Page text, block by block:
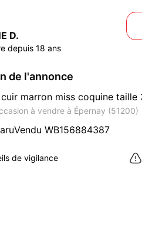
D.
depuis 18 ans
de l'annonce
marron miss coquine taille
à vendre à Épernay (51200)
WB156884387
de vigilance